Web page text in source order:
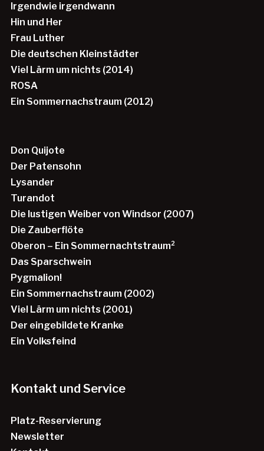
Irgendwie irgendwann
Hin und Her
Frau Luther
Die deutschen Kleinstädter
Viel Lärm um nichts (2014)
ROSA
Ein Sommernachstraum (2012)
Don Quijote
Der Patensohn
Lysander
Turandot
Die lustigen Weiber von Windsor (2007)
Die Zauberflöte
Oberon – Ein Sommernachtstraum²
Das Sparschwein
Pygmalion!
Ein Sommernachstraum (2002)
Viel Lärm um nichts (2001)
Der eingebildete Kranke
Ein Volksfeind
Kontakt und Service
Platz-Reservierung
Newsletter